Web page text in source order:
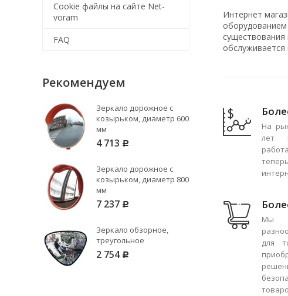
Интернет
На
лет
Мы
для
Cookie файлы на сайте Net-
voram
FAQ
Рекомендуем
Зеркало дорожное с
козырьком, диаметр 600
мм
4 713 Р
Зеркало дорожное с
козырьком, диаметр 800
мм
7 237 Р
Зеркало обзорное,
треугольное
2 754 Р